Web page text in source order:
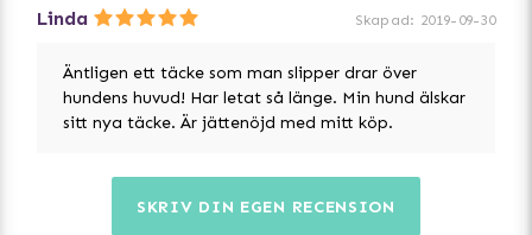
Linda Skapad: 2019-09-30
Äntligen ett täcke som man slipper drar över
hundens huvud! Har letat så länge. Min hund älskar
sitt nya täcke. Är jättenöjd med mitt köp.
SKRIV DIN EGEN RECENSION